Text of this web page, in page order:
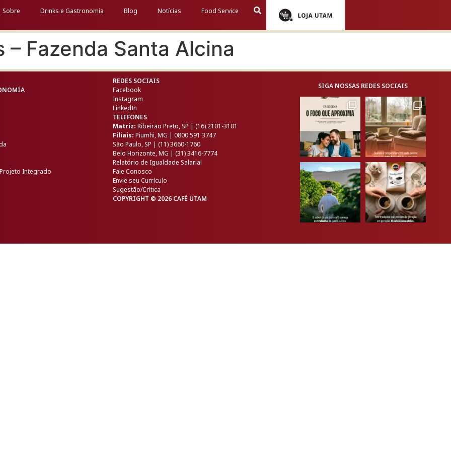
Sobre Drinks e Gastronomia Blog Notícias Food Service
Fazenda Santa Alcina
Projeto Integrado
REDES SOCIAIS
Facebook
Instagram
LinkedIn
TELEFONES
Matriz: Ribeirão Preto, SP | (16) 2101-3101
Filiais: Piumhi, MG | 0800 591 3747
São Paulo, SP | (11) 3660-1760
Belo Horizonte, MG | (31) 3416-7774
Relatório de Igualdade Salarial
Fale Conosco
Envie seu Currículo
Sugestão/Crítica
COPYRIGHT © 2026 CAFÉ UTAM
SIGA NOSSAS REDES SOCIAIS